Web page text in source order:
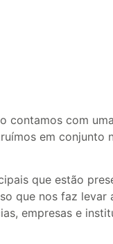
contamos com
em conjunto
que estão
que nos faz levar
empresas e